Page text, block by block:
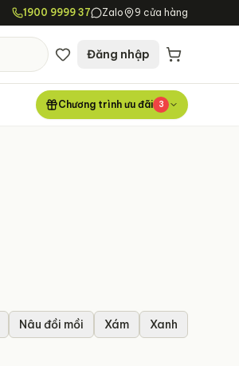
1900 9999 37 Zalo 9 cửa hàng
Đăng nhập
Chương trình ưu đãi 3
Nâu đồi mồi Xám
Xanh